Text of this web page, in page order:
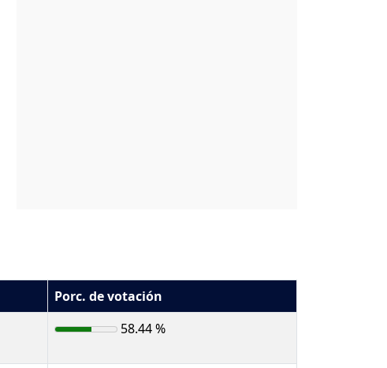
Porc. de votación
58.44 %